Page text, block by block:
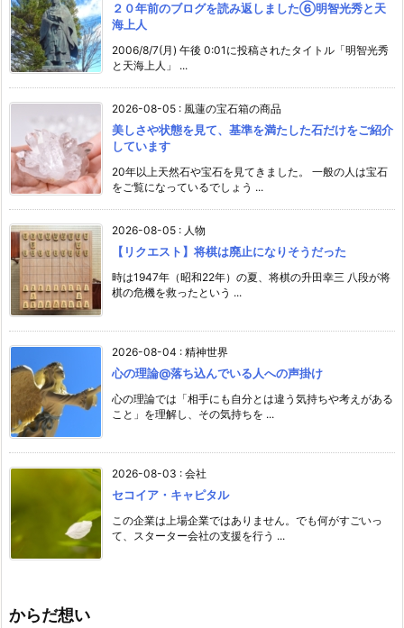
２０年前のブログを読み返しました⑥明智光秀と天
海上人
2006/8/7(月) 午後 0:01に投稿されたタイトル「明智光秀
と天海上人」 ...
2026-08-05 : 風蓮の宝石箱の商品
美しさや状態を見て、基準を満たした石だけをご紹介
しています
20年以上天然石や宝石を見てきました。 一般の人は宝石
をご覧になっているでしょう ...
2026-08-05 : 人物
【リクエスト】将棋は廃止になりそうだった
時は1947年（昭和22年）の夏、将棋の升田幸三 八段が将
棋の危機を救ったという ...
2026-08-04 : 精神世界
心の理論@落ち込んでいる人への声掛け
心の理論では「相手にも自分とは違う気持ちや考えがある
こと」を理解し、その気持ちを ...
2026-08-03 : 会社
セコイア・キャピタル
この企業は上場企業ではありません。でも何がすごいっ
て、スターター会社の支援を行う ...
からだ想い